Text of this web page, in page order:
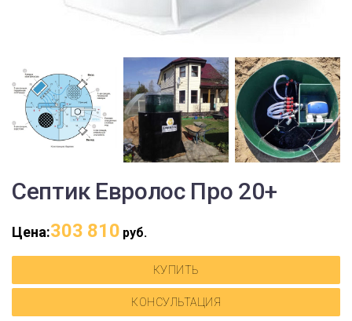
Септик Евролос Про 20+
Цена:303 810 руб.
КУПИТЬ
КОНСУЛЬТАЦИЯ